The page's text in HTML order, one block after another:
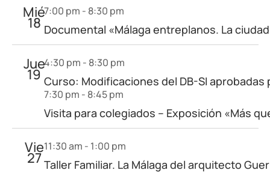
Mié
18
7:00 pm - 8:30 pm
Documental «Málaga entreplanos. La
Jue
19
4:30 pm - 8:30 pm
Curso: Modificaciones del DB-SI
7:30 pm - 8:45 pm
Visita para colegiados – Exposición «Más
Vie
27
11:30 am - 1:00 pm
Taller Familiar. La Málaga del arquitecto